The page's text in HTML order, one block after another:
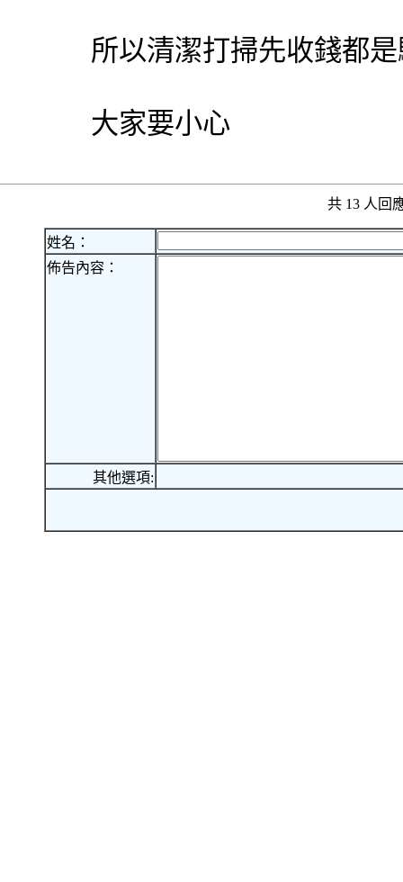
所以清潔打掃先收錢都
大家要小心
共 13 人
姓名：
佈告內容：
其他選項: